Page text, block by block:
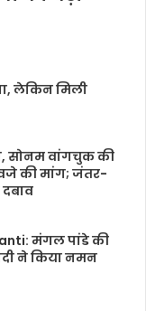
लेकिन मिली
सोनम वांगचुक की
की मांग; जंतर-
मंगल पांडे की
ने किया नमन